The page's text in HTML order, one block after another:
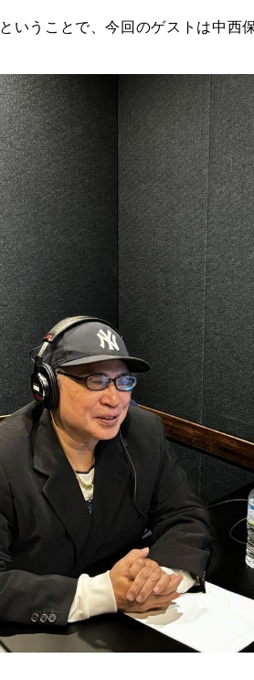
ということで、今回のゲストは中西